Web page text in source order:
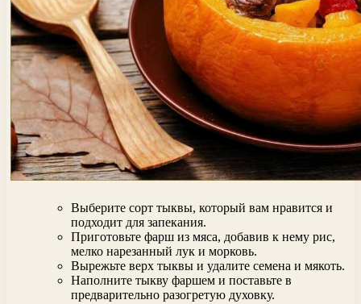
Выберите сорт тыквы, который вам нравится и
подходит для запекания.
Приготовьте фарш из мяса, добавив к нему рис,
мелко нарезанный лук и морковь.
Вырежьте верх тыквы и удалите семена и мякоть.
Наполните тыкву фаршем и поставьте в
предварительно разогретую духовку.